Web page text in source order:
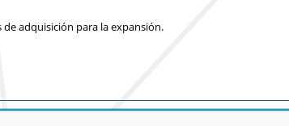
adquisición para la expansión.